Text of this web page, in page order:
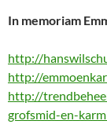
In memoriam
http://
http://
http://
grofsmid-en-